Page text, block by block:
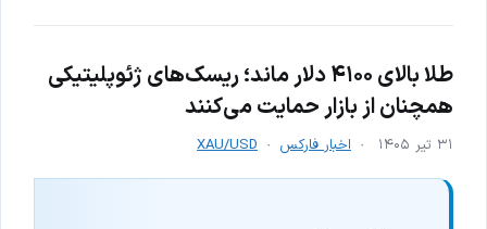
طلا بالای ۴۱۰۰ دلار ماند؛ ریسک‌های ژئوپلیتیکی
همچنان از بازار حمایت می‌کنند
۳۱ تیر ۱۴۰۵ اخبار فارکس XAU/USD